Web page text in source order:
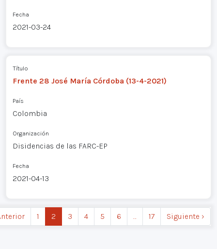
Fecha
2021-03-24
Título
Frente 28 José María Córdoba (13-4-2021)
País
Colombia
Organización
Disidencias de las FARC-EP
Fecha
2021-04-13
1 2 3 4 5 6 … 17 Siguiente ›